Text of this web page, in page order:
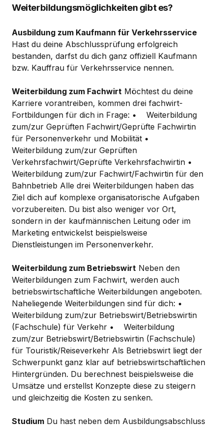
Weiterbildungsmöglichkeiten gibt es?
Ausbildung zum Kaufmann für Verkehrsservice
Hast du deine Abschlussprüfung erfolgreich
bestanden, darfst du dich ganz offiziell Kaufmann
bzw. Kauffrau für Verkehrsservice nennen.
Weiterbildung zum Fachwirt Möchtest du deine
Karriere vorantreiben, kommen drei fachwirt-
Fortbildungen für dich in Frage: • Weiterbildung
zum/zur Geprüften Fachwirt/Geprüfte Fachwirtin
für Personenverkehr und Mobilität •
Weiterbildung zum/zur Geprüften
Verkehrsfachwirt/Geprüfte Verkehrsfachwirtin •
Weiterbildung zum/zur Fachwirt/Fachwirtin für den
Bahnbetrieb Alle drei Weiterbildungen haben das
Ziel dich auf komplexe organisatorische Aufgaben
vorzubereiten. Du bist also weniger vor Ort,
sondern in der kaufmännischen Leitung oder im
Marketing entwickelst beispielsweise
Dienstleistungen im Personenverkehr.
Weiterbildung zum Betriebswirt Neben den
Weiterbildungen zum Fachwirt, werden auch
betriebswirtschaftliche Weiterbildungen angeboten.
Naheliegende Weiterbildungen sind für dich: •
Weiterbildung zum/zur Betriebswirt/Betriebswirtin
(Fachschule) für Verkehr • Weiterbildung
zum/zur Betriebswirt/Betriebswirtin (Fachschule)
für Touristik/Reiseverkehr Als Betriebswirt liegt der
Schwerpunkt ganz klar auf betriebswirtschaftlichen
Hintergründen. Du berechnest beispielsweise die
Umsätze und erstellst Konzepte diese zu steigern
und gleichzeitig die Kosten zu senken.
Studium Du hast neben dem Ausbildungsabschluss